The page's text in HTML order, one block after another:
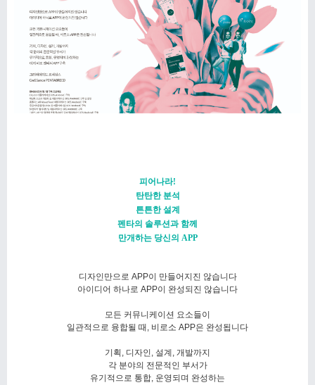
피어나라!
탄탄한 분석
튼튼한 설계
펜타의 솔루션과 함께
만개하는 당신의 APP
디자인만으로 APP이 만들어지진 않습니다
아이디어 하나로 APP이 완성되진 않습니다
모든 커뮤니케이션 요소들이
일관적으로 융합될 때, 비로소 APP은 완성됩니다
기획, 디자인, 설계, 개발까지
각 분야의 전문적인 부서가
유기적으로 통합, 운영되며 완성하는